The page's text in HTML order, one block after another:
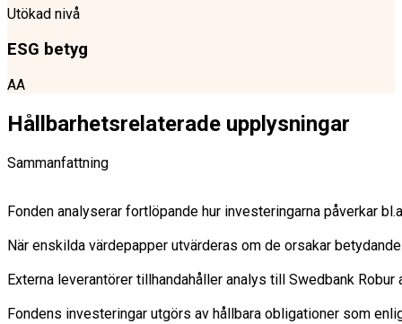
Utökad nivå
ESG betyg
AA
Hållbarhetsrelaterade upplysningar
Sammanfattning
Fonden analyserar fortlöpande hur investeringarna påverkar
När enskilda värdepapper utvärderas om de orsakar
Externa leverantörer tillhandahåller analys till Swedbank
Fondens investeringar utgörs av hållbara obligationer som